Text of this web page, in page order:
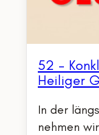
52 –
Heiliger
In der
nehmen